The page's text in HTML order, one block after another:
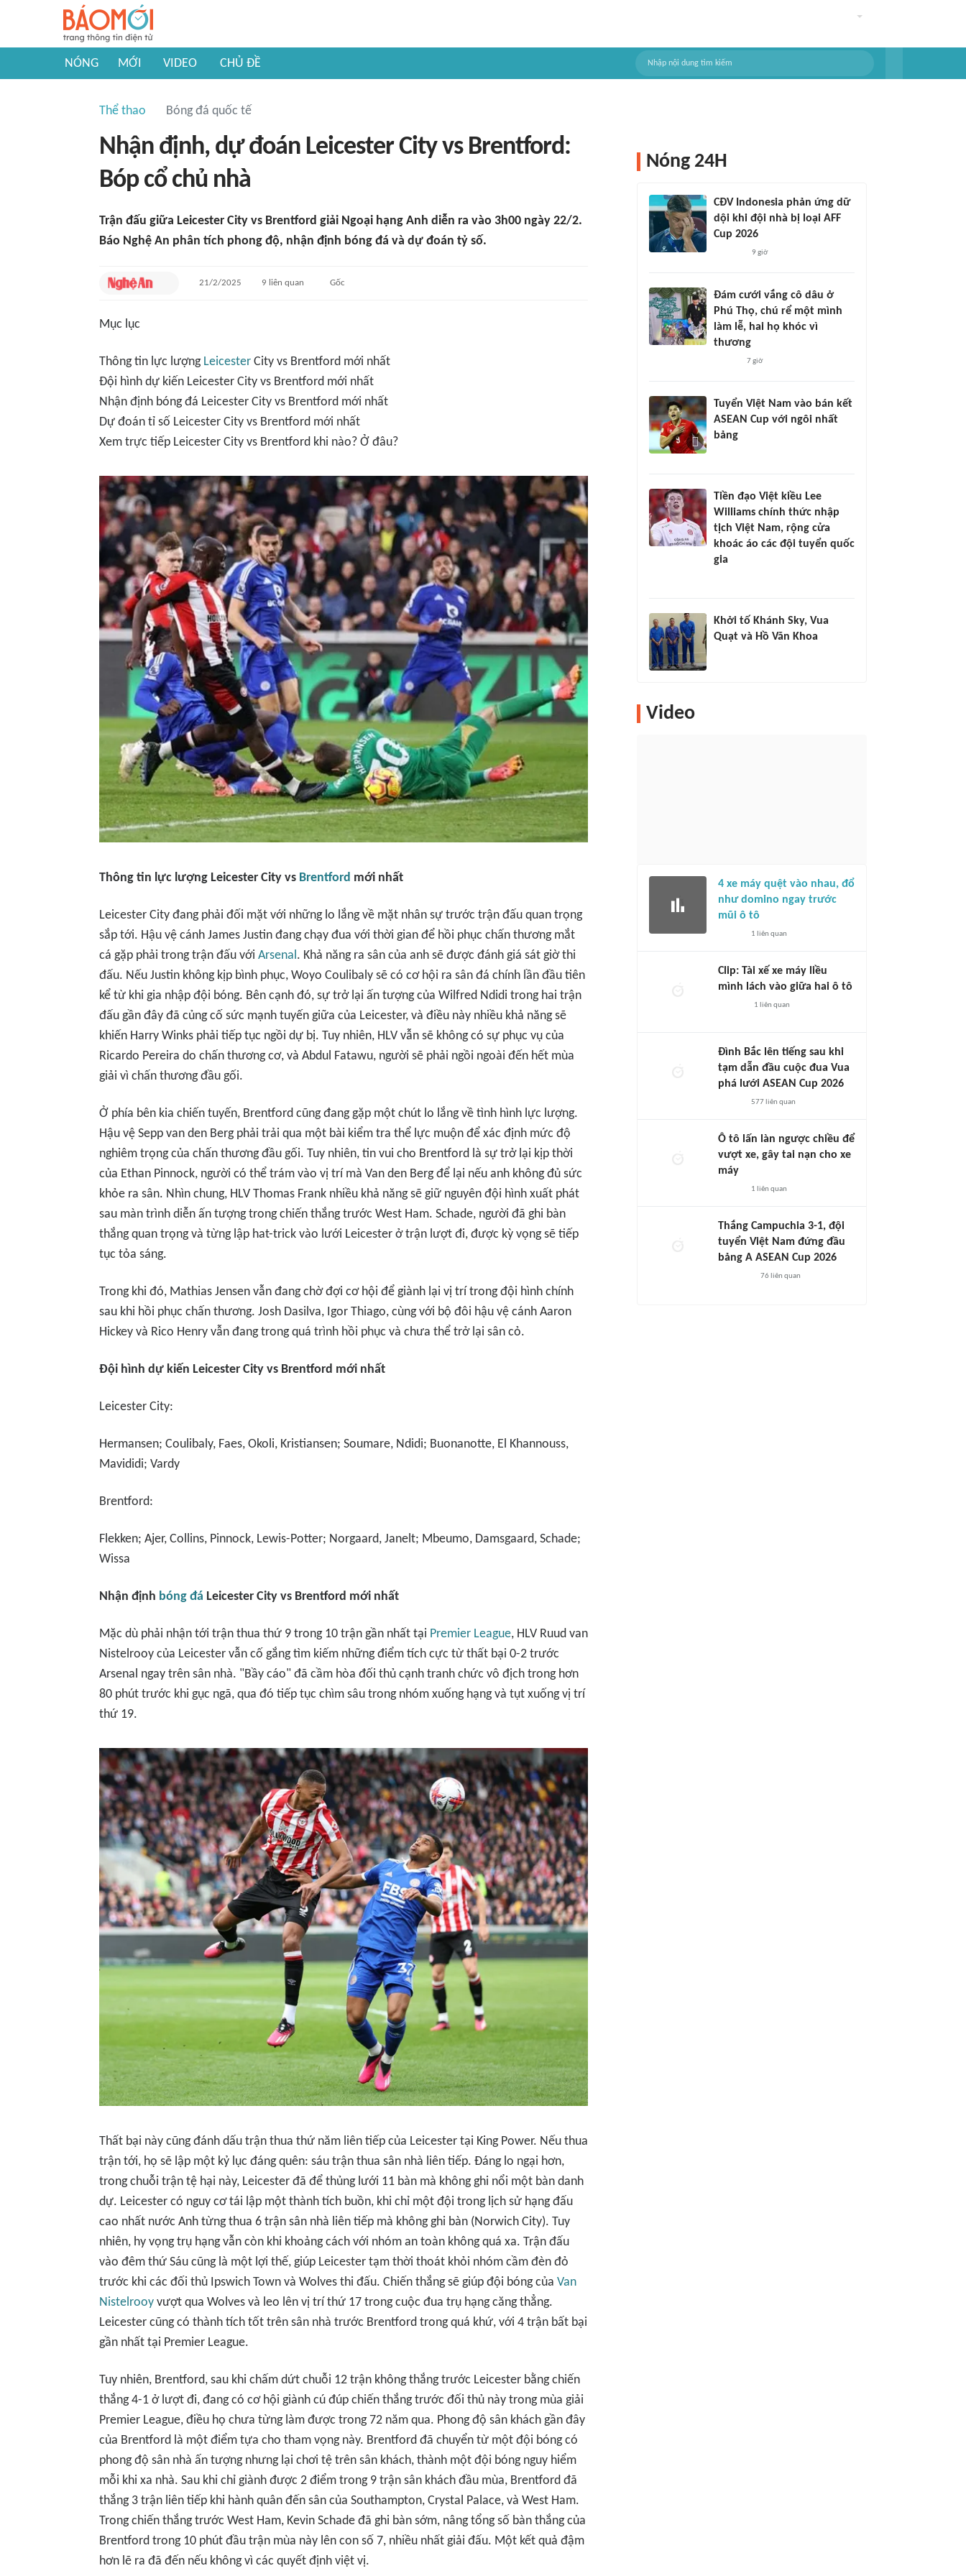
NÓNG MỚI VIDEO CHỦ ĐỀ
Thể thao Bóng đá quốc tế
Nhận định, dự đoán Leicester City vs Brentford:
Bóp cổ chủ nhà
Trận đấu giữa Leicester City vs Brentford giải Ngoại hạng Anh diễn ra vào 3h00 ngày 22/2.
Báo Nghệ An phân tích phong độ, nhận định bóng đá và dự đoán tỷ số.
21/2/2025 9 liên quan Gốc
Mục lục
Thông tin lực lượng Leicester City vs Brentford mới nhất
Đội hình dự kiến Leicester City vs Brentford mới nhất
Nhận định bóng đá Leicester City vs Brentford mới nhất
Dự đoán tỉ số Leicester City vs Brentford mới nhất
Xem trực tiếp Leicester City vs Brentford khi nào? Ở đâu?
Thông tin lực lượng Leicester City vs Brentford mới nhất
Leicester City đang phải đối mặt với những lo lắng về mặt nhân sự trước trận đấu quan trọng
sắp tới. Hậu vệ cánh James Justin đang chạy đua với thời gian để hồi phục chấn thương mắt
cá gặp phải trong trận đấu với Arsenal. Khả năng ra sân của anh sẽ được đánh giá sát giờ thi
đấu. Nếu Justin không kịp bình phục, Woyo Coulibaly sẽ có cơ hội ra sân đá chính lần đầu tiên
kể từ khi gia nhập đội bóng. Bên cạnh đó, sự trở lại ấn tượng của Wilfred Ndidi trong hai trận
đấu gần đây đã củng cố sức mạnh tuyến giữa của Leicester, và điều này nhiều khả năng sẽ
khiến Harry Winks phải tiếp tục ngồi dự bị. Tuy nhiên, HLV vẫn sẽ không có sự phục vụ của
Ricardo Pereira do chấn thương cơ, và Abdul Fatawu, người sẽ phải ngồi ngoài đến hết mùa
giải vì chấn thương đầu gối.
Ở phía bên kia chiến tuyến, Brentford cũng đang gặp một chút lo lắng về tình hình lực lượng.
Hậu vệ Sepp van den Berg phải trải qua một bài kiểm tra thể lực muộn để xác định mức độ
nghiêm trọng của chấn thương đầu gối. Tuy nhiên, tin vui cho Brentford là sự trở lại kịp thời
của Ethan Pinnock, người có thể trám vào vị trí mà Van den Berg để lại nếu anh không đủ sức
khỏe ra sân. Nhìn chung, HLV Thomas Frank nhiều khả năng sẽ giữ nguyên đội hình xuất phát
sau màn trình diễn ấn tượng trong chiến thắng trước West Ham. Schade, người đã ghi bàn
thắng quan trọng và từng lập hat-trick vào lưới Leicester ở trận lượt đi, được kỳ vọng sẽ tiếp
tục tỏa sáng.
Trong khi đó, Mathias Jensen vẫn đang chờ đợi cơ hội để giành lại vị trí trong đội hình chính
sau khi hồi phục chấn thương. Josh Dasilva, Igor Thiago, cùng với bộ đôi hậu vệ cánh Aaron
Hickey và Rico Henry vẫn đang trong quá trình hồi phục và chưa thể trở lại sân cỏ.
Đội hình dự kiến Leicester City vs Brentford mới nhất
Leicester City:
Hermansen; Coulibaly, Faes, Okoli, Kristiansen; Soumare, Ndidi; Buonanotte, El Khannouss,
Mavididi; Vardy
Brentford:
Flekken; Ajer, Collins, Pinnock, Lewis-Potter; Norgaard, Janelt; Mbeumo, Damsgaard, Schade;
Wissa
Nhận định bóng đá Leicester City vs Brentford mới nhất
Mặc dù phải nhận tới trận thua thứ 9 trong 10 trận gần nhất tại Premier League, HLV Ruud van
Nistelrooy của Leicester vẫn cố gắng tìm kiếm những điểm tích cực từ thất bại 0-2 trước
Arsenal ngay trên sân nhà. "Bầy cáo" đã cầm hòa đối thủ cạnh tranh chức vô địch trong hơn
80 phút trước khi gục ngã, qua đó tiếp tục chìm sâu trong nhóm xuống hạng và tụt xuống vị trí
thứ 19.
Thất bại này cũng đánh dấu trận thua thứ năm liên tiếp của Leicester tại King Power. Nếu thua
trận tới, họ sẽ lập một kỷ lục đáng quên: sáu trận thua sân nhà liên tiếp. Đáng lo ngại hơn,
trong chuỗi trận tệ hại này, Leicester đã để thủng lưới 11 bàn mà không ghi nổi một bàn danh
dự. Leicester có nguy cơ tái lập một thành tích buồn, khi chỉ một đội trong lịch sử hạng đấu
cao nhất nước Anh từng thua 6 trận sân nhà liên tiếp mà không ghi bàn (Norwich City). Tuy
nhiên, hy vọng trụ hạng vẫn còn khi khoảng cách với nhóm an toàn không quá xa. Trận đấu
vào đêm thứ Sáu cũng là một lợi thế, giúp Leicester tạm thời thoát khỏi nhóm cầm đèn đỏ
trước khi các đối thủ Ipswich Town và Wolves thi đấu. Chiến thắng sẽ giúp đội bóng của Van
Nistelrooy vượt qua Wolves và leo lên vị trí thứ 17 trong cuộc đua trụ hạng căng thẳng.
Leicester cũng có thành tích tốt trên sân nhà trước Brentford trong quá khứ, với 4 trận bất bại
gần nhất tại Premier League.
Tuy nhiên, Brentford, sau khi chấm dứt chuỗi 12 trận không thắng trước Leicester bằng chiến
thắng 4-1 ở lượt đi, đang có cơ hội giành cú đúp chiến thắng trước đối thủ này trong mùa giải
Premier League, điều họ chưa từng làm được trong 72 năm qua. Phong độ sân khách gần đây
của Brentford là một điểm tựa cho tham vọng này. Brentford đã chuyển từ một đội bóng có
phong độ sân nhà ấn tượng nhưng lại chơi tệ trên sân khách, thành một đội bóng nguy hiểm
mỗi khi xa nhà. Sau khi chỉ giành được 2 điểm trong 9 trận sân khách đầu mùa, Brentford đã
thắng 3 trận liên tiếp khi hành quân đến sân của Southampton, Crystal Palace, và West Ham.
Trong chiến thắng trước West Ham, Kevin Schade đã ghi bàn sớm, nâng tổng số bàn thắng của
Brentford trong 10 phút đầu trận mùa này lên con số 7, nhiều nhất giải đấu. Một kết quả đậm
hơn lẽ ra đã đến nếu không vì các quyết định việt vị.
Nóng 24H
CĐV Indonesia phản ứng dữ
dội khi đội nhà bị loại AFF
Cup 2026
9 giờ
Đám cưới vắng cô dâu ở
Phú Thọ, chú rể một mình
làm lễ, hai họ khóc vì
thương
7 giờ
Tuyển Việt Nam vào bán kết
ASEAN Cup với ngôi nhất
bảng
Tiền đạo Việt kiều Lee
Williams chính thức nhập
tịch Việt Nam, rộng cửa
khoác áo các đội tuyển quốc
gia
Khởi tố Khánh Sky, Vua
Quạt và Hồ Văn Khoa
Video
4 xe máy quệt vào nhau, đổ
như domino ngay trước
mũi ô tô
1 liên quan
Clip: Tài xế xe máy liều
mình lách vào giữa hai ô tô
1 liên quan
Đình Bắc lên tiếng sau khi
tạm dẫn đầu cuộc đua Vua
phá lưới ASEAN Cup 2026
577liên quan
Ô tô lấn làn ngược chiều để
vượt xe, gây tai nạn cho xe
máy
1 liên quan
Thắng Campuchia 3-1, đội
tuyển Việt Nam đứng đầu
bảng A ASEAN Cup 2026
76 liên quan